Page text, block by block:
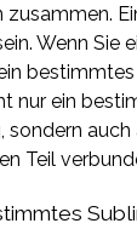
Wenn Sie
nur ein
sondern auch
Teil